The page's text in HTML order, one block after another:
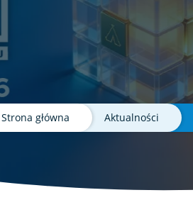
Strona główna Aktualności